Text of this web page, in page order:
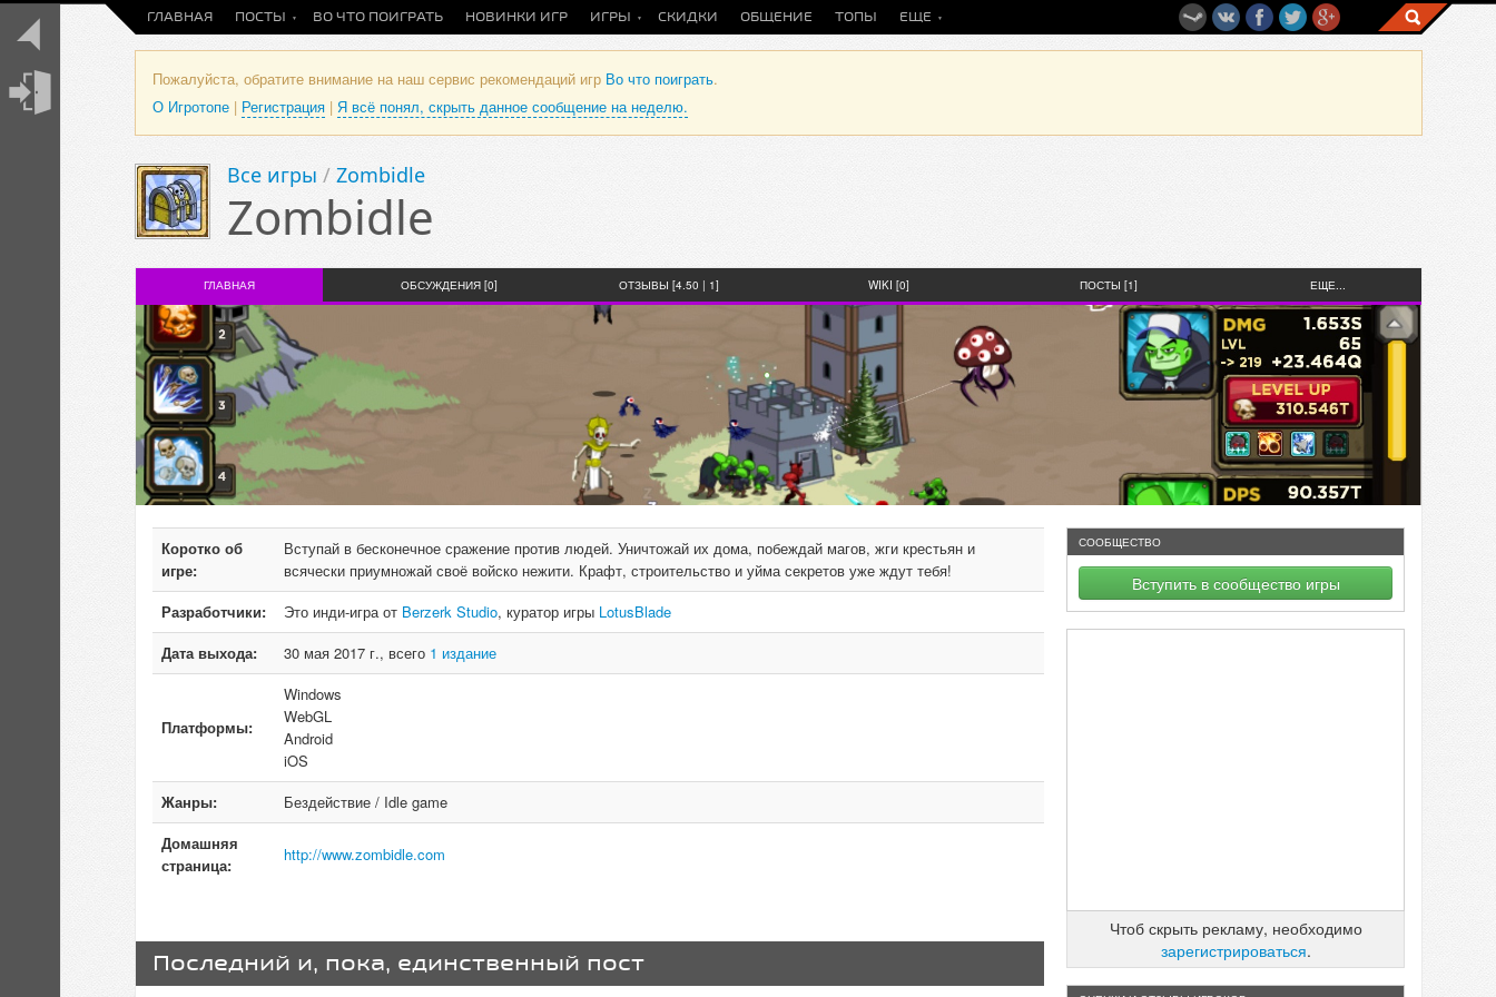
ГЛАВНАЯ ПОСТЫ ВО ЧТО ПОИГРАТЬ НОВИНКИ ИГР ИГРЫ СКИДКИ ОБЩЕНИЕ ТОПЫ ЕЩЕ
Пожалуйста, обратите внимание на наш сервис рекомендаций игр Во что поиграть.
О Игротопе | Регистрация | Я всё понял, скрыть данное сообщение на неделю.
Все игры / Zombidle
Zombidle
ГЛАВНАЯ ОБСУЖДЕНИЯ [0] ОТЗЫВЫ [4.50 | 1] WIKI [0] ПОСТЫ [1] ЕЩЕ...
Коротко об
игре:
Вступай в бесконечное сражение против людей. Уничтожай их дома, побеждай магов, жги крестьян и
всячески приумножай своё войско нежити. Крафт, строительство и уйма секретов уже ждут тебя!
Разработчики:
Это инди-игра от Berzerk Studio, куратор игры LotusBlade
Дата выхода:
30 мая 2017 г., всего 1 издание
Платформы:
Windows
WebGL
Android
iOS
Жанры:
Бездействие / Idle game
Домашняя
страница:
http://www.zombidle.com
Последний и, пока, единственный пост
СООБЩЕСТВО
Вступить в сообщество игры
Чтоб скрыть рекламу, необходимо
зарегистрироваться.